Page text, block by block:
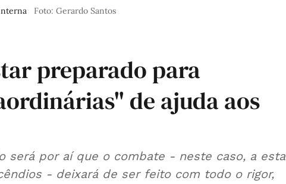
Foto: Gerardo Santos
preparado para
de ajuda aos
será por aí que o combate - neste caso, a esta
- deixará de ser feito com todo o rigor,